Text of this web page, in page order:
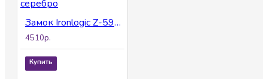
Замок Ironlogic Z-595 (мод. Ibutton KEYS) серебро
4510р.
Купить